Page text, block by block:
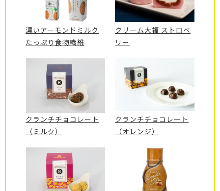
濃いアーモンドミルク
たっぷり食物繊維
クリーム大福 ストロベ
リー
クランチチョコレート
（ミルク）
クランチチョコレート
（オレンジ）